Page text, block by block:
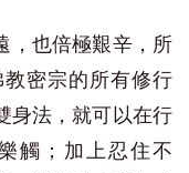
，也倍極艱辛，所
密宗的所有修行
身法，就可以在行
觸；加上忍住不